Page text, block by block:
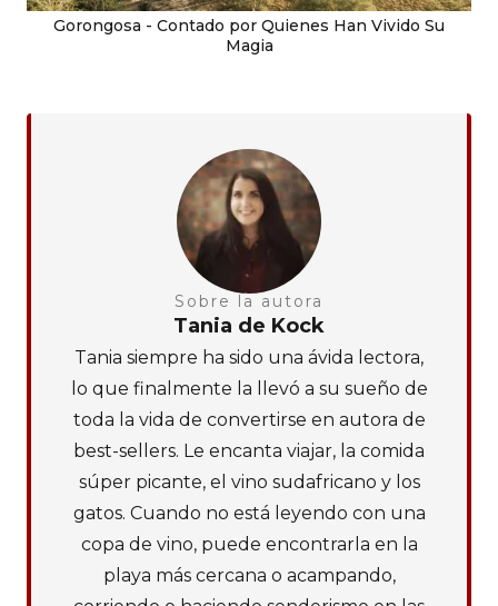
Gorongosa - Contado por Quienes Han Vivido Su
Magia
Sobre la autora
Tania de Kock
Tania siempre ha sido una ávida lectora,
lo que finalmente la llevó a su sueño de
toda la vida de convertirse en autora de
best-sellers. Le encanta viajar, la comida
súper picante, el vino sudafricano y los
gatos. Cuando no está leyendo con una
copa de vino, puede encontrarla en la
playa más cercana o acampando,